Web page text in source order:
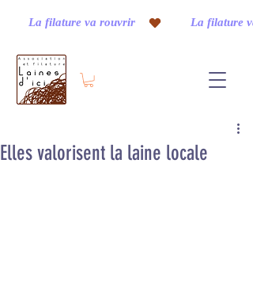
         La filature va rouvrir
Elles valorisent la laine locale